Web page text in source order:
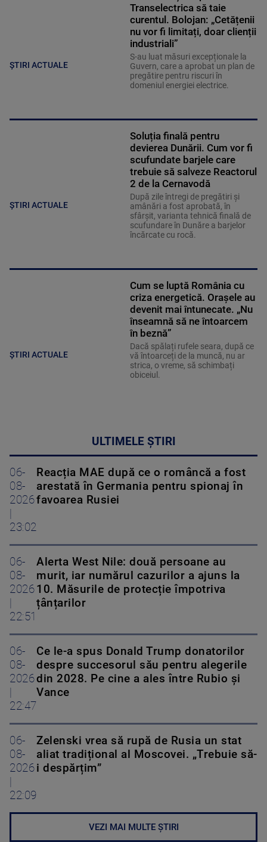
ȘTIRI ACTUALE
Transelectrica să taie
curentul. Bolojan: „Cetățenii
nu vor fi limitați, doar clienții
industriali”
S-au luat măsuri excepționale la
Guvern, care a aprobat un plan de
pregătire pentru riscuri în
domeniul energiei electrice.
ȘTIRI ACTUALE
Soluția finală pentru
devierea Dunării. Cum vor fi
scufundate barjele care
trebuie să salveze Reactorul
2 de la Cernavodă
După zile întregi de pregătiri și
amânări a fost aprobată, în
sfârșit, varianta tehnică finală de
scufundare în Dunăre a barjelor
încărcate cu rocă.
ȘTIRI ACTUALE
Cum se luptă România cu
criza energetică. Orașele au
devenit mai întunecate. „Nu
înseamnă să ne întoarcem
în beznă”
Dacă spălați rufele seara, după ce
vă întoarceți de la muncă, nu ar
strica, o vreme, să schimbați
obiceiul.
ULTIMELE ȘTIRI
06-
08-
2026
23:02
Reacția MAE după ce o româncă a fost
arestată în Germania pentru spionaj în
favoarea Rusiei
06-
08-
2026
22:51
Alerta West Nile: două persoane au
murit, iar numărul cazurilor a ajuns la
10. Măsurile de protecție împotriva
țânțarilor
06-
08-
2026
22:47
Ce le-a spus Donald Trump donatorilor
despre succesorul său pentru alegerile
din 2028. Pe cine a ales între Rubio și
Vance
06-
08-
2026
22:09
Zelenski vrea să rupă de Rusia un stat
aliat tradițional al Moscovei. „Trebuie să-
i despărțim”
VEZI MAI MULTE ȘTIRI